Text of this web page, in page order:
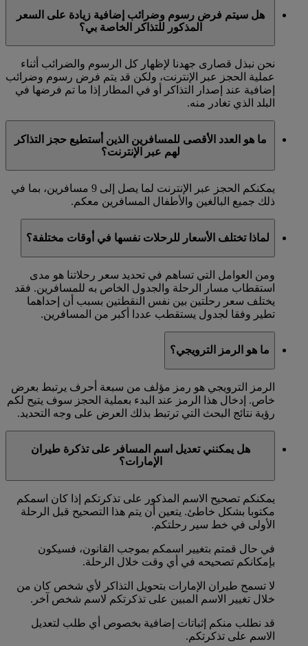
هل سيتم فرض رسوم وضرائب إضافية زيادة على السعر
المذكور للتذاكر الخاصة بي؟
نحن نبذل قصارى جهدنا لإظهار كل الرسوم والضرائب أثناء
عملية الحجز عبر الإنترنت، ولكن قد يتم فرض رسوم وضرائب
إضافية عند إصدار التذاكر أو في المطار إذا ما تم فرضها في
البلد الذي تغادر منه.
ما هو العدد الأقصى للمسافرين الذين أستطيع حجز التذاكر
لهم عبر الإنترنت؟
يمكنكم الحجز عبر الإنترنت لما يصل إلى 9 مسافرين، بما في
ذلك جميع البالغين والأطفال المسافرين معكم.
لماذا تختلف الأسعار للرحلات نفسها في أوقات مختلفة؟
ومن العوامل التي تساهم في تحديد سعر رحلاتنا هو مدى
استقطاب مسار الرحلة والجدول الخاص به للمسافرين. فقد
يختلف سعر رحلتين بين نفس النقطتين بسبب أن إحداهما
تطير وفقا لجدول يستقطب عددا أكبر من المسافرين.
ما هو الرمز الترويجي؟
الرمز الترويجي هو رمز مؤلف من سبعة أحرف يرتبط بعرض
خاص. إدخال هذا الرمز عند البدء بعملية الحجز سوف يتيح لكم
رؤية نتائج البحث التي ترتبط بذلك العرض على وجه التحديد.
هل يمكنني تعديل اسم المسافر على تذكرة طيران
الإمارات؟
يمكنكم تصحيح الاسم المذكور على تذكرتكم إذا كان اسمكم
مكتوبا بشكل خاطئ. يتعين أن يتم هذا التصحيح قبل الرحلة
الأولى في خط سير رحلتكم.
في حال قمتم بتغيير اسمكم بموجب القانون، فسيكون
بإمكانكم تصحيحه في أي وقت خلال الرحلة.
لا تسمح طيران الإمارات بتحويل التذاكر لأي شخص كان من
خلال تغيير الاسم المبين على تذكرتكم لاسم شخص آخر.
قد نطلب منكم إثباتات إضافية بخصوص أي طلب لتعديل
الاسم على تذكرتكم.